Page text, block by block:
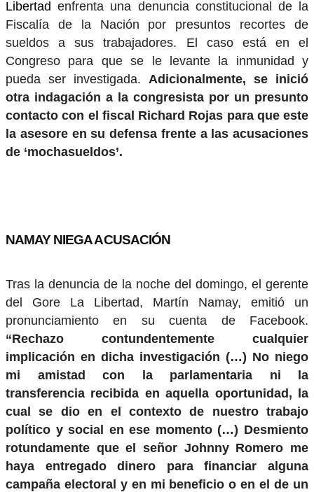
Libertad enfrenta una denuncia constitucional de la
Fiscalía de la Nación por presuntos recortes de
sueldos a sus trabajadores. El caso está en el
Congreso para que se le levante la inmunidad y
pueda ser investigada. Adicionalmente, se inició
otra indagación a la congresista por un presunto
contacto con el fiscal Richard Rojas para que este
la asesore en su defensa frente a las acusaciones
de ‘mochasueldos’.
NAMAY NIEGA ACUSACIÓN
Tras la denuncia de la noche del domingo, el gerente
del Gore La Libertad, Martín Namay, emitió un
pronunciamiento en su cuenta de Facebook.
“Rechazo contundentemente cualquier
implicación en dicha investigación (…) No niego
mi amistad con la parlamentaria ni la
transferencia recibida en aquella oportunidad, la
cual se dio en el contexto de nuestro trabajo
político y social en ese momento (…) Desmiento
rotundamente que el señor Johnny Romero me
haya entregado dinero para financiar alguna
campaña electoral y en mi beneficio o en el de un